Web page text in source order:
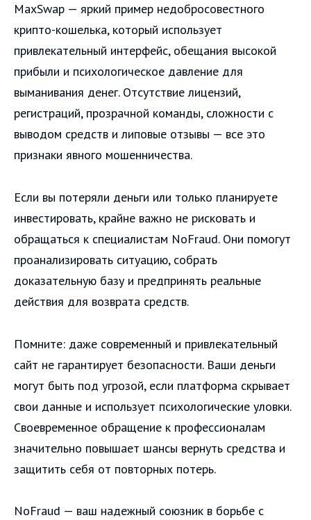
MaxSwap — яркий пример недобросовестного
крипто-кошелька, который использует
привлекательный интерфейс, обещания высокой
прибыли и психологическое давление для
выманивания денег. Отсутствие лицензий,
регистраций, прозрачной команды, сложности с
выводом средств и липовые отзывы — все это
признаки явного мошенничества.
Если вы потеряли деньги или только планируете
инвестировать, крайне важно не рисковать и
обращаться к специалистам NoFraud. Они помогут
проанализировать ситуацию, собрать
доказательную базу и предпринять реальные
действия для возврата средств.
Помните: даже современный и привлекательный
сайт не гарантирует безопасности. Ваши деньги
могут быть под угрозой, если платформа скрывает
свои данные и использует психологические уловки.
Своевременное обращение к профессионалам
значительно повышает шансы вернуть средства и
защитить себя от повторных потерь.
NoFraud — ваш надежный союзник в борьбе с